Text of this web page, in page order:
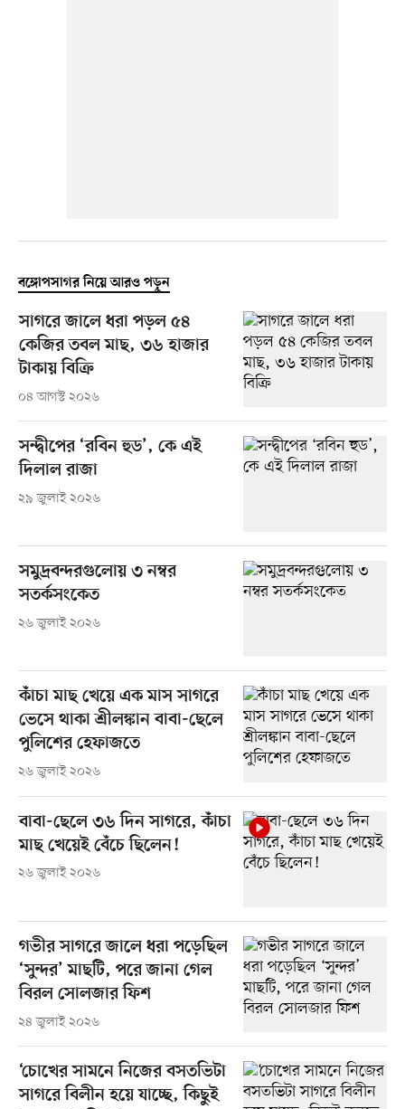
বঙ্গোপসাগর নিয়ে আরও পড়ুন
সাগরে জালে ধরা পড়ল ৫৪
কেজির তবল মাছ, ৩৬ হাজার
টাকায় বিক্রি
০৪ আগস্ট ২০২৬
সন্দ্বীপের ‘রবিন হুড’, কে এই
দিলাল রাজা
২৯ জুলাই ২০২৬
সমুদ্রবন্দরগুলোয় ৩ নম্বর
সতর্কসংকেত
২৬ জুলাই ২০২৬
কাঁচা মাছ খেয়ে এক মাস সাগরে
ভেসে থাকা শ্রীলঙ্কান বাবা-ছেলে
পুলিশের হেফাজতে
২৬ জুলাই ২০২৬
বাবা-ছেলে ৩৬ দিন সাগরে, কাঁচা
মাছ খেয়েই বেঁচে ছিলেন!
২৬ জুলাই ২০২৬
গভীর সাগরে জালে ধরা পড়েছিল
‘সুন্দর’ মাছটি, পরে জানা গেল
বিরল সোলজার ফিশ
২৪ জুলাই ২০২৬
‘চোখের সামনে নিজের বসতভিটা
সাগরে বিলীন হয়ে যাচ্ছে, কিছুই